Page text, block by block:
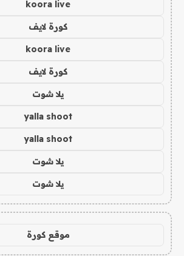
koora live
كورة لايف
koora live
كورة لايف
يلا شوت
yalla shoot
yalla shoot
يلا شوت
يلا شوت
موقع كورة